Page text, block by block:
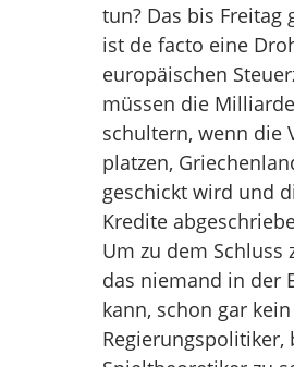
tun? Das bis Freitag
ist de facto eine
europäischen
müssen die
schultern, wenn die
platzen,
geschickt wird und
Kredite
Um zu dem Schluss
das niemand in der
kann, schon gar kein
Regierungspolitiker,